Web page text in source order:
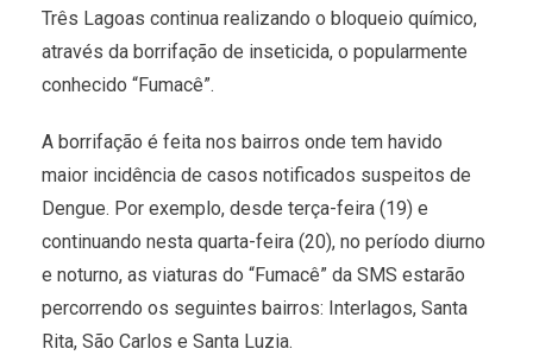
Três Lagoas continua realizando o bloqueio químico,
através da borrifação de inseticida, o popularmente
conhecido “Fumacê”.
A borrifação é feita nos bairros onde tem havido
maior incidência de casos notificados suspeitos de
Dengue. Por exemplo, desde terça-feira (19) e
continuando nesta quarta-feira (20), no período diurno
e noturno, as viaturas do “Fumacê” da SMS estarão
percorrendo os seguintes bairros: Interlagos, Santa
Rita, São Carlos e Santa Luzia.